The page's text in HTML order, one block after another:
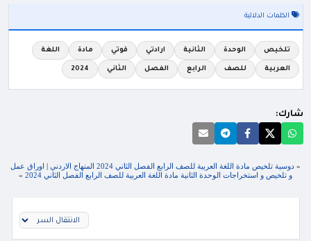
الكلمات الدلالية
تلخيص الوحدة الثانية ارادتي قوتي مادة اللغة
العربية للصف الرابع الفصل الثاني 2024
شارك:
« دوسية تلخيص مادة اللغة العربية للصف الرابع الفصل الثاني 2024 المنهاج الاردني | اوراق عمل
و تلخيص و استخراجات الوحدة الثانية مادة اللغة العربية للصف الرابع الفصل الثاني 2024
»